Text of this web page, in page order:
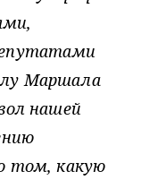
Маршала
нашей
том, какую